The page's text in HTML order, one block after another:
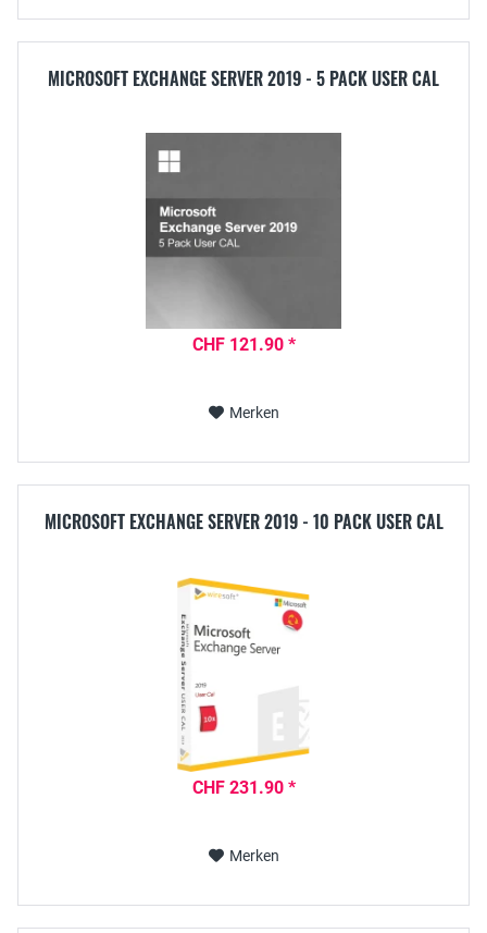
MICROSOFT EXCHANGE SERVER 2019 - 5 PACK USER CAL
CHF 121.90 *
Merken
MICROSOFT EXCHANGE SERVER 2019 - 10 PACK USER CAL
CHF 231.90 *
Merken